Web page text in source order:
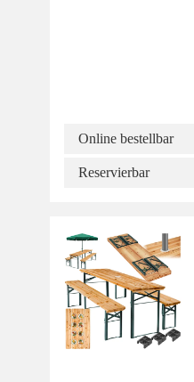
Online bestellbar
Reservierbar